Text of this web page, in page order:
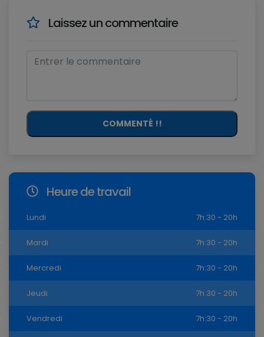
Laissez un commentaire
COMMENTÉ !!
Heure de travail
Lundi 7h:30 - 20h
Mardi 7h:30 - 20h
Mercredi 7h:30 - 20h
Jeudi 7h:30 - 20h
Vendredi 7h:30 - 20h